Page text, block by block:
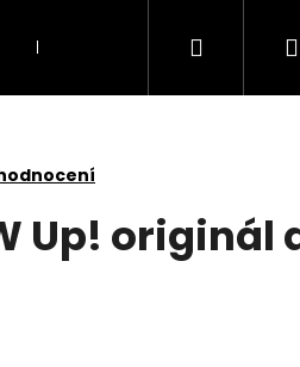
Doprava Kontakty
Hledat
Up! originál